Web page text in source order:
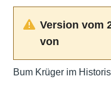
Version vom
von
Bum Krüger im